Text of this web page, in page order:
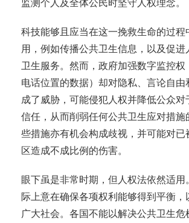
监测个人及全体公民时坚守人权理念。
科技能够且应当在这一挽救生命的过程
用，例如传播公共卫生信息，以及促进
卫生服务。然而，政府加强数字监控权
电话位置的数据）却对隐私、言论自由
成了威胁，可能侵犯人权并降低公众对
信任，从而削弱任何公共卫生应对措施
些措施亦有机会构成歧视，并可能对已
区造成不成比例的伤害。
眼下虽是非常时期，但人权法依然适
际上意在确保各项权利能够得到平衡，
广大社会。各国不能以解决公共卫生危